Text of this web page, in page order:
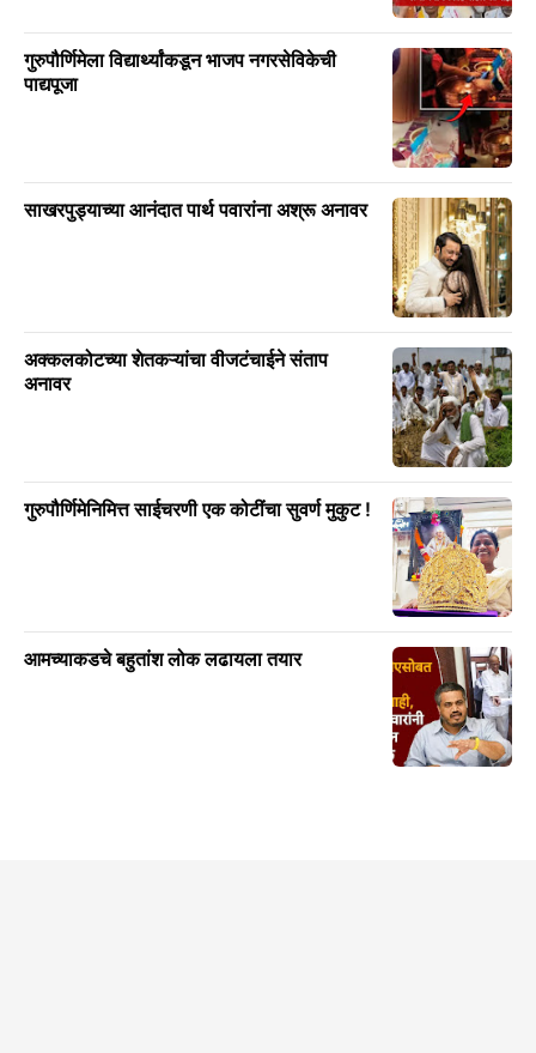
गुरुपौर्णिमेला विद्यार्थ्यांकडून भाजप नगरसेविकेची
पाद्यपूजा
साखरपुड्याच्या आनंदात पार्थ पवारांना अश्रू अनावर
अक्कलकोटच्या शेतकऱ्यांचा वीजटंचाईने संताप
अनावर
गुरुपौर्णिमेनिमित्त साईचरणी एक कोटींचा सुवर्ण मुकुट !
आमच्याकडचे बहुतांश लोक लढायला तयार